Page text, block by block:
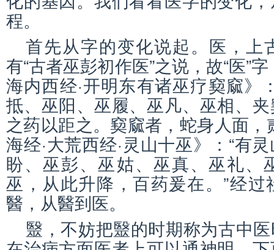
程。
首先从字的变化说起。医，上
有“古者巫彭初作医”之说，故“医”
海内西经·开明东有诸巫疗窫窳》
抵、巫阳、巫履、巫凡、巫相、
之药以距之。窫窳者，蛇身人面，
海经·大荒西经·灵山十巫》：“有
盼、巫彭、巫姑、巫真、巫礼、
巫，从此升降，百药爰在。”经
醫，从醫到医。
毉，不妨把毉的时期称为古中